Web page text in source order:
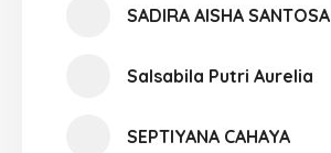
SADIRA AISHA SANTOSA
Salsabila Putri Aurelia
SEPTIYANA CAHAYA